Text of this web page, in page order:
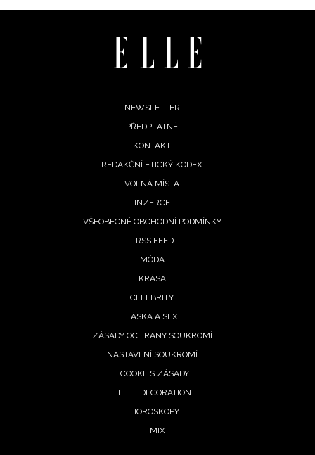
NEWSLETTER
NEWSLETTER
PŘEDPLATNÉ
KONTAKT
REDAKČNÍ ETICKÝ KODEX
VOLNÁ MÍSTA
INZERCE
VŠEOBECNÉ OBCHODNÍ PODMÍNKY
RSS FEED
MÓDA
KRÁSA
CELEBRITY
LÁSKA A SEX
ZÁSADY OCHRANY SOUKROMÍ
NASTAVENÍ SOUKROMÍ
COOKIES ZÁSADY
ELLE DECORATION
HOROSKOPY
MIX